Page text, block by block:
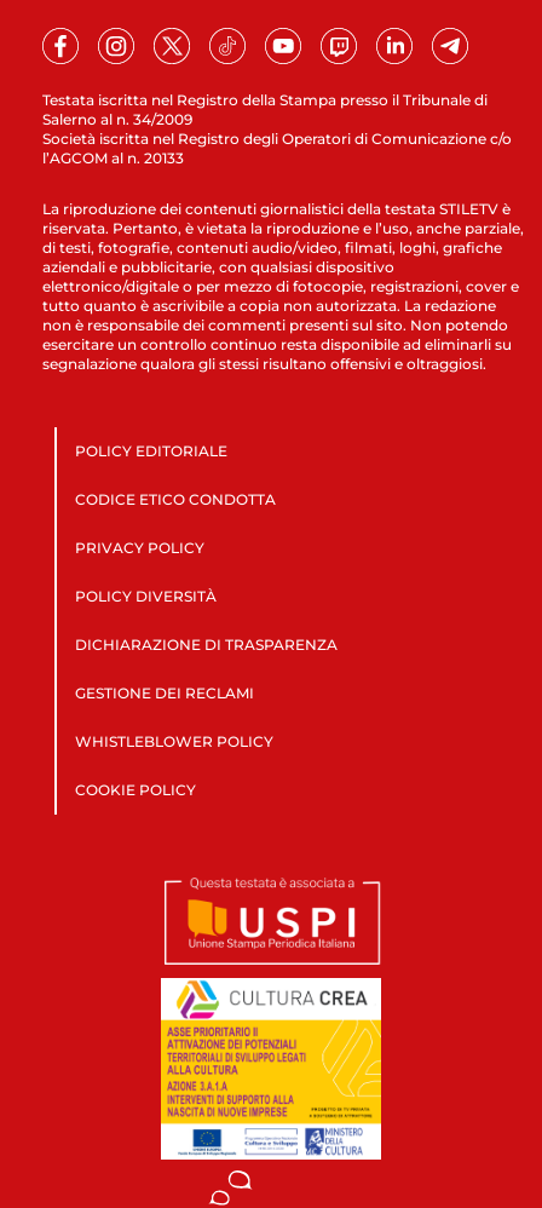
Testata iscritta nel Registro della Stampa presso il Tribunale di
Salerno al n. 34/2009
Società iscritta nel Registro degli Operatori di Comunicazione c/o
l’AGCOM al n. 20133
La riproduzione dei contenuti giornalistici della testata STILETV è
riservata. Pertanto, è vietata la riproduzione e l’uso, anche parziale,
di testi, fotografie, contenuti audio/video, filmati, loghi, grafiche
aziendali e pubblicitarie, con qualsiasi dispositivo
elettronico/digitale o per mezzo di fotocopie, registrazioni, cover e
tutto quanto è ascrivibile a copia non autorizzata. La redazione
non è responsabile dei commenti presenti sul sito. Non potendo
esercitare un controllo continuo resta disponibile ad eliminarli su
segnalazione qualora gli stessi risultano offensivi e oltraggiosi.
POLICY EDITORIALE
CODICE ETICO CONDOTTA
PRIVACY POLICY
POLICY DIVERSITÀ
DICHIARAZIONE DI TRASPARENZA
GESTIONE DEI RECLAMI
WHISTLEBLOWER POLICY
COOKIE POLICY